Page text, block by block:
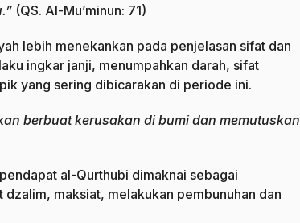
(QS. Al-Mu’minun: 71)
lebih menekankan pada penjelasan sifat dan
ingkar janji, menumpahkan darah, sifat
yang sering dibicarakan di periode ini.
berbuat kerusakan di bumi dan memutuskan
al-Qurthubi dimaknai sebagai
maksiat, melakukan pembunuhan dan